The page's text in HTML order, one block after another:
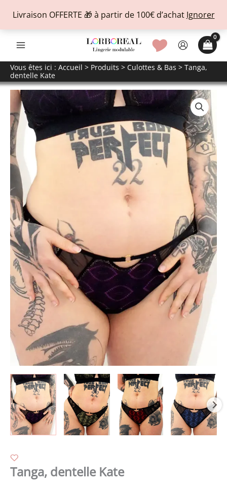
Livraison OFFERTE 🎁 à partir de 100€ d’achat Ignorer
contenu
🎔
Vous êtes ici : Accueil > Produits > Culottes & Bas > Tanga,
dentelle Kate
Tanga, dentelle Kate